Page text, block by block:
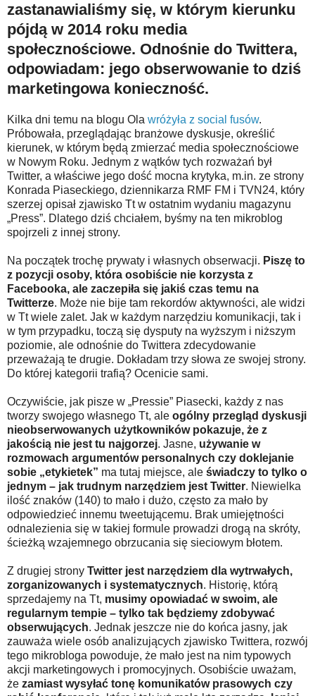
zastanawialiśmy się, w którym kierunku
pójdą w 2014 roku media
społecznościowe. Odnośnie do Twittera,
odpowiadam: jego obserwowanie to dziś
marketingowa konieczność.
Kilka dni temu na blogu Ola wróżyła z social fusów.
Próbowała, przeglądając branżowe dyskusje, określić
kierunek, w którym będą zmierzać media społecznościowe
w Nowym Roku. Jednym z wątków tych rozważań był
Twitter, a właściwe jego dość mocna krytyka, m.in. ze strony
Konrada Piaseckiego, dziennikarza RMF FM i TVN24, który
szerzej opisał zjawisko Tt w ostatnim wydaniu magazynu
„Press”. Dlatego dziś chciałem, byśmy na ten mikroblog
spojrzeli z innej strony.
Na początek trochę prywaty i własnych obserwacji. Piszę to
z pozycji osoby, która osobiście nie korzysta z
Facebooka, ale zaczepiła się jakiś czas temu na
Twitterze. Może nie bije tam rekordów aktywności, ale widzi
w Tt wiele zalet. Jak w każdym narzędziu komunikacji, tak i
w tym przypadku, toczą się dysputy na wyższym i niższym
poziomie, ale odnośnie do Twittera zdecydowanie
przeważają te drugie. Dokładam trzy słowa ze swojej strony.
Do której kategorii trafią? Ocenicie sami.
Oczywiście, jak pisze w „Pressie” Piasecki, każdy z nas
tworzy swojego własnego Tt, ale ogólny przegląd dyskusji
nieobserwowanych użytkowników pokazuje, że z
jakością nie jest tu najgorzej. Jasne, używanie w
rozmowach argumentów personalnych czy doklejanie
sobie „etykietek” ma tutaj miejsce, ale świadczy to tylko o
jednym – jak trudnym narzędziem jest Twitter. Niewielka
ilość znaków (140) to mało i dużo, często za mało by
odpowiedzieć innemu tweetującemu. Brak umiejętności
odnalezienia się w takiej formule prowadzi drogą na skróty,
ścieżką wzajemnego obrzucania się sieciowym błotem.
Z drugiej strony Twitter jest narzędziem dla wytrwałych,
zorganizowanych i systematycznych. Historię, którą
sprzedajemy na Tt, musimy opowiadać w swoim, ale
regularnym tempie – tylko tak będziemy zdobywać
obserwujących. Jednak jeszcze nie do końca jasny, jak
zauważa wiele osób analizujących zjawisko Twittera, rozwój
tego mikrobloga powoduje, że mało jest na nim typowych
akcji marketingowych i promocyjnych. Osobiście uważam,
że zamiast wysyłać tonę komunikatów prasowych czy